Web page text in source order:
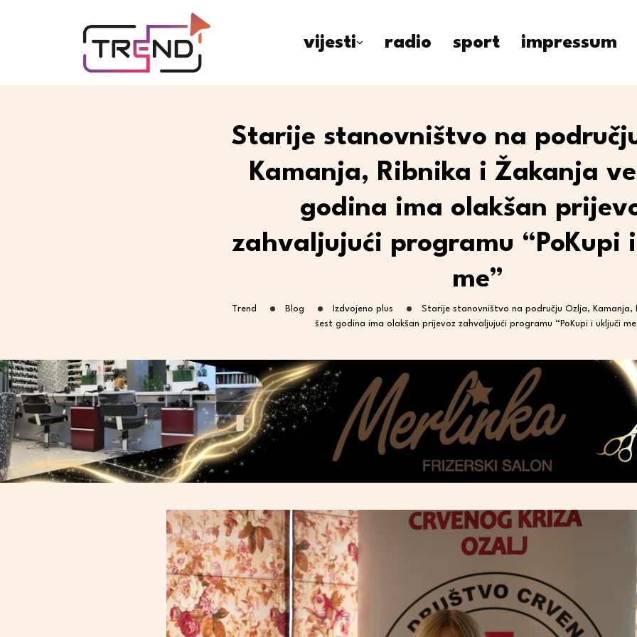
vijesti radio sport impressum
Starije stanovništvo na
Kamanja, Ribnika i Žakanja
godina ima olakšan
zahvaljujući programu “PoKupi
me”
Trend Blog Izdvojeno plus
Starije stanovništvo na području Ozlja, Kamanja,
šest godina ima olakšan prijevoz zahvaljujući programu “PoKupi i uključi